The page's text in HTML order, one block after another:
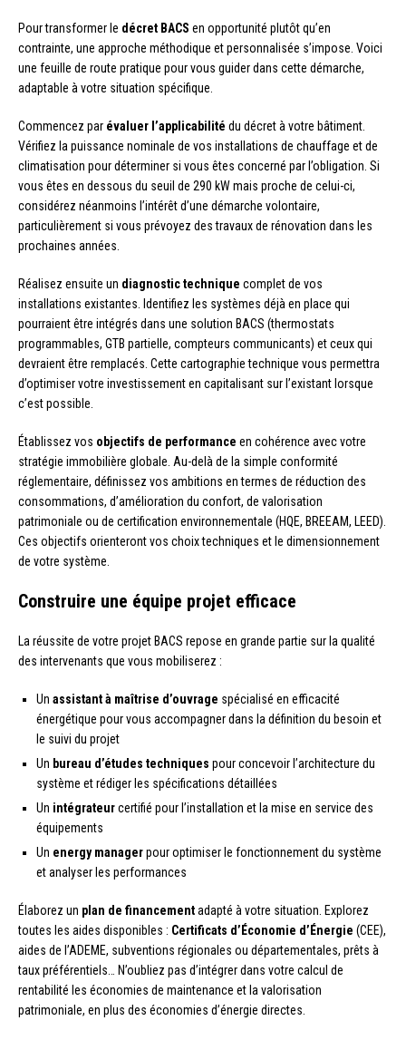
Pour transformer le décret BACS en opportunité plutôt qu’en
contrainte, une approche méthodique et personnalisée s’impose. Voici
une feuille de route pratique pour vous guider dans cette démarche,
adaptable à votre situation spécifique.
Commencez par évaluer l’applicabilité du décret à votre bâtiment.
Vérifiez la puissance nominale de vos installations de chauffage et de
climatisation pour déterminer si vous êtes concerné par l’obligation. Si
vous êtes en dessous du seuil de 290 kW mais proche de celui-ci,
considérez néanmoins l’intérêt d’une démarche volontaire,
particulièrement si vous prévoyez des travaux de rénovation dans les
prochaines années.
Réalisez ensuite un diagnostic technique complet de vos
installations existantes. Identifiez les systèmes déjà en place qui
pourraient être intégrés dans une solution BACS (thermostats
programmables, GTB partielle, compteurs communicants) et ceux qui
devraient être remplacés. Cette cartographie technique vous permettra
d’optimiser votre investissement en capitalisant sur l’existant lorsque
c’est possible.
Établissez vos objectifs de performance en cohérence avec votre
stratégie immobilière globale. Au-delà de la simple conformité
réglementaire, définissez vos ambitions en termes de réduction des
consommations, d’amélioration du confort, de valorisation
patrimoniale ou de certification environnementale (HQE, BREEAM, LEED).
Ces objectifs orienteront vos choix techniques et le dimensionnement
de votre système.
Construire une équipe projet efficace
La réussite de votre projet BACS repose en grande partie sur la qualité
des intervenants que vous mobiliserez :
Un assistant à maîtrise d’ouvrage spécialisé en efficacité
énergétique pour vous accompagner dans la définition du besoin et
le suivi du projet
Un bureau d’études techniques pour concevoir l’architecture du
système et rédiger les spécifications détaillées
Un intégrateurcertifié pour l’installation et la mise en service des
équipements
Un energy managerpour optimiser le fonctionnement du système
et analyser les performances
Élaborez un plan de financementadapté à votre situation. Explorez
toutes les aides disponibles : Certificats d’Économie d’Énergie (CEE),
aides de l’ADEME, subventions régionales ou départementales, prêts à
taux préférentiels… N’oubliez pas d’intégrer dans votre calcul de
rentabilité les économies de maintenance et la valorisation
patrimoniale, en plus des économies d’énergie directes.